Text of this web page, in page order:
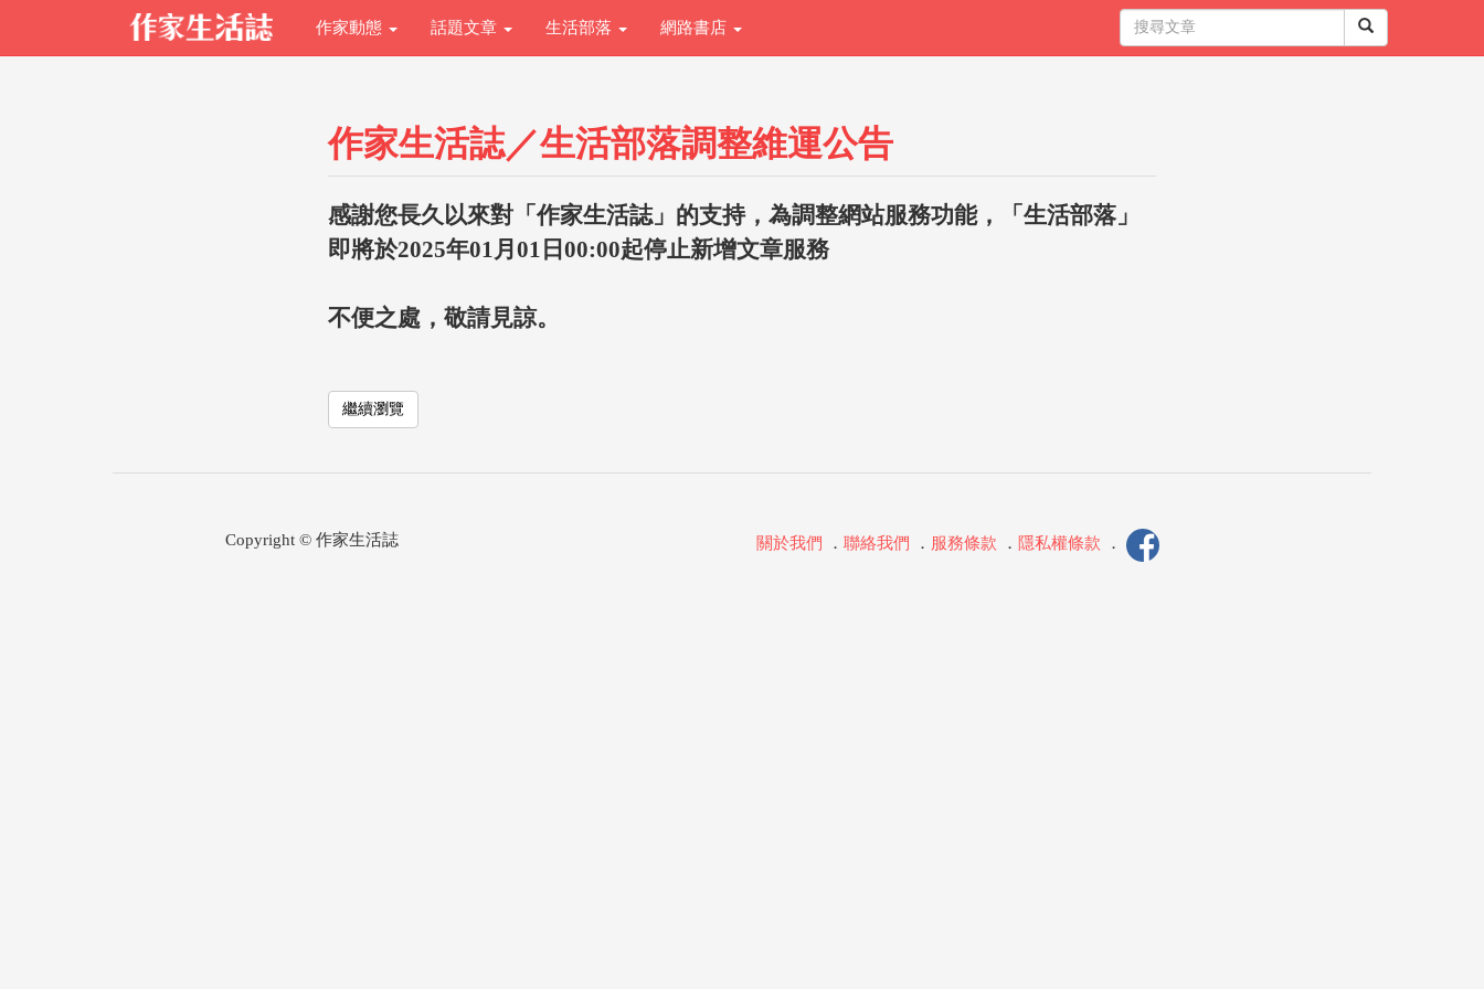
作家動態 話題文章 生活部落 網路書店
作家生活誌／生活部落調整維運公告
感謝您長久以來對「作家生活誌」的支持，為調整網站服務功能，「生活部落」
即將於2025年01月01日00:00起停止新增文章服務
不便之處，敬請見諒。
繼續瀏覽
Copyright © 作家生活誌 關於我們 ． 聯絡我們 ． 服務條款 ． 隱私權條款 ．